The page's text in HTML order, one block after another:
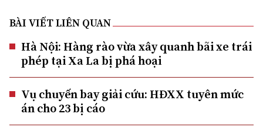
BÀI VIẾT LIÊN QUAN
Hà Nội: Hàng rào vừa xây quanh bãi xe trái
phép tại Xa La bị phá hoại
Vụ chuyến bay giải cứu: HĐXX tuyên mức
án cho 23 bị cáo